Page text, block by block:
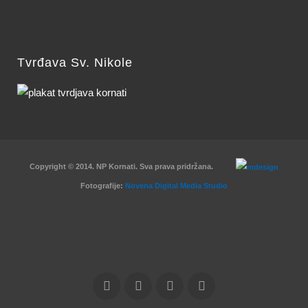
Tvrđava Sv. Nikole
Copyright © 2014. NP Kornati. Sva prava pridržana.
Fotografije: Novena Digital Media Studio